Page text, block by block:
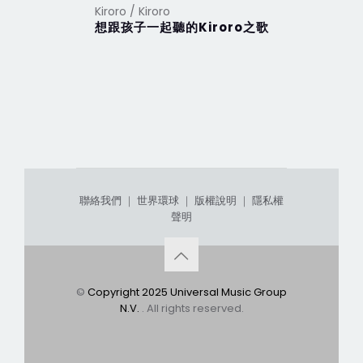
Kiroro / Kiroro
想跟孩子一起聽的Kiroro之歌
聯絡我們 ｜ 世界環球 ｜ 版權說明 ｜ 隱私權
聲明
© Copyright 2025 Universal Music Group
N.V. . All rights reserved.